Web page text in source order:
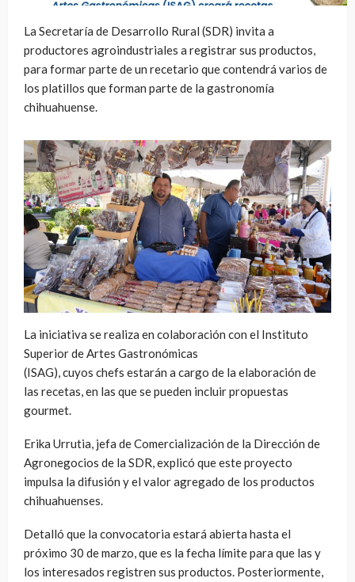
La Secretaría de Desarrollo Rural (SDR) invita a
productores agroindustriales a registrar sus productos,
para formar parte de un recetario que contendrá varios de
los platillos que forman parte de la gastronomía
chihuahuense.
La iniciativa se realiza en colaboración con el Instituto
Superior de Artes Gastronómicas
(ISAG), cuyos chefs estarán a cargo de la elaboración de
las recetas, en las que se pueden incluir propuestas
gourmet.
Erika Urrutia, jefa de Comercialización de la Dirección de
Agronegocios de la SDR, explicó que este proyecto
impulsa la difusión y el valor agregado de los productos
chihuahuenses.
Detalló que la convocatoria estará abierta hasta el
próximo 30 de marzo, que es la fecha límite para que las y
los interesados registren sus productos. Posteriormente,